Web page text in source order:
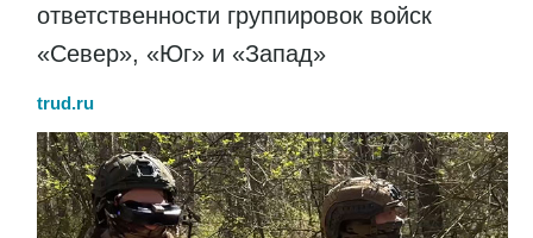
ответственности группировок войск
«Север», «Юг» и «Запад»
trud.ru